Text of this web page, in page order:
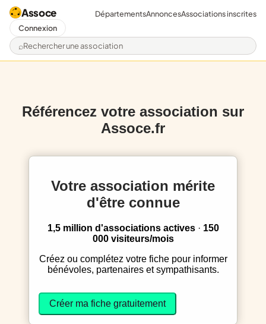
Assoce
Rechercher une association
DépartementsAnnoncesAssociations inscrites
Connexion
Référencez votre association sur
Assoce.fr
Votre association mérite
d'être connue
1,5 million d'associations actives· 150
000 visiteurs/mois
Créez ou complétez votre fiche pour informer
bénévoles, partenaires et sympathisants.
Créer ma fiche gratuitement